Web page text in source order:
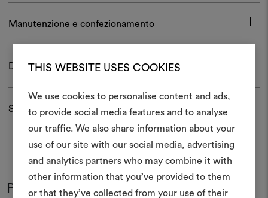
THIS WEBSITE USES COOKIES
We use cookies to personalise content and ads,
to provide social media features and to analyse
our traffic. We also share information about your
use of our site with our social media, advertising
and analytics partners who may combine it with
other information that you’ve provided to them
or that they’ve collected from your use of their
Manutenzione e confezionamento
Download
Spedizioni e resi
Potrebbe interessarti anche
Crea
Uno strumento interattivo
e condividere le tue idee,